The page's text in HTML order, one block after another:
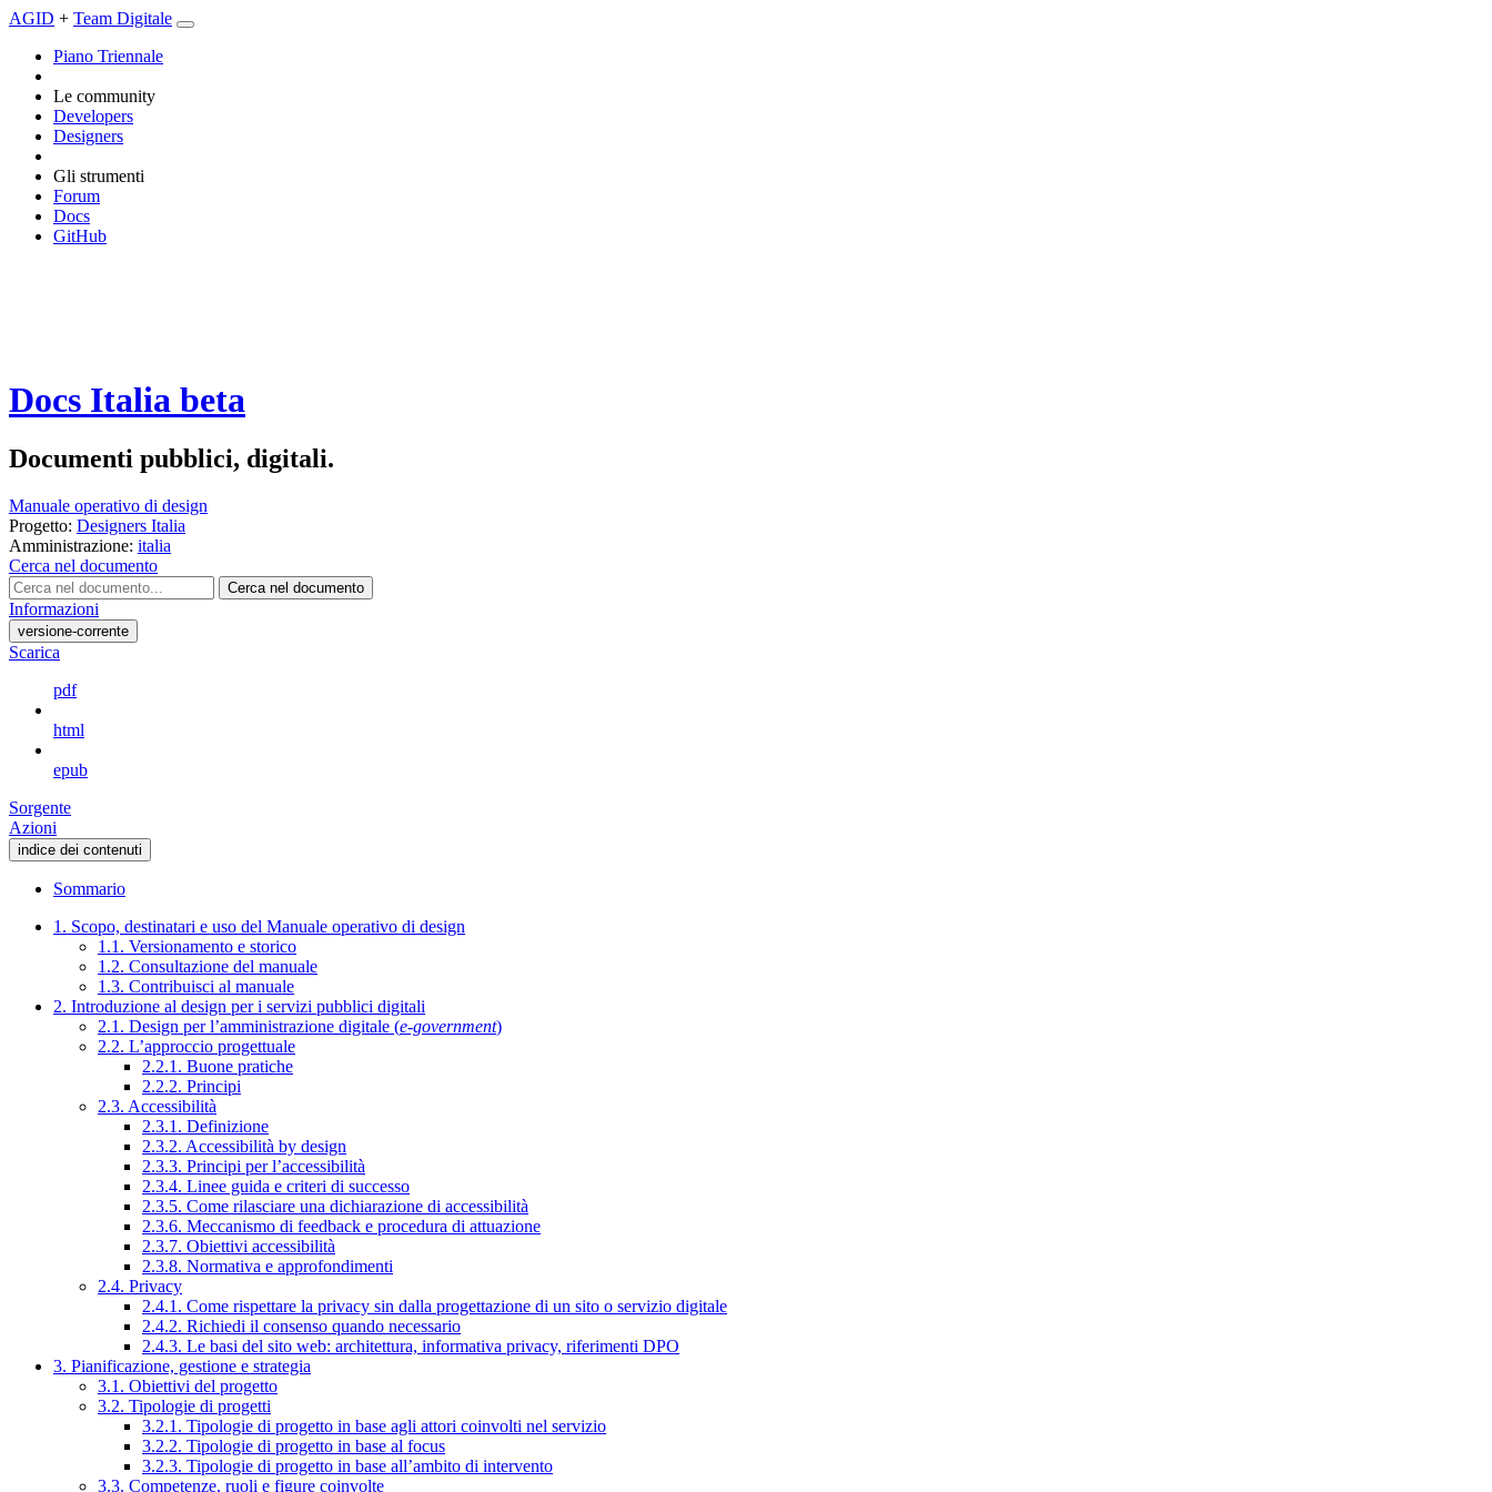
AGID + Team Digitale
Piano Triennale
Le community
Developers
Designers
Gli strumenti
Forum
Docs
GitHub
Docs Italia beta
Documenti pubblici, digitali.
Manuale operativo di design
Progetto: Designers Italia
Amministrazione: italia
Cerca nel documento
Cerca nel documento
Informazioni
versione-corrente
Scarica
pdf
html
epub
Sorgente
Azioni
indice dei contenuti
Sommario
1. Scopo, destinatari e uso del Manuale operativo di design
1.1. Versionamento e storico
1.2. Consultazione del manuale
1.3. Contribuisci al manuale
2. Introduzione al design per i servizi pubblici digitali
2.1. Design per l’amministrazione digitale (e-government)
2.2. L’approccio progettuale
2.2.1. Buone pratiche
2.2.2. Principi
2.3. Accessibilità
2.3.1. Definizione
2.3.2. Accessibilità by design
2.3.3. Principi per l’accessibilità
2.3.4. Linee guida e criteri di successo
2.3.5. Come rilasciare una dichiarazione di accessibilità
2.3.6. Meccanismo di feedback e procedura di attuazione
2.3.7. Obiettivi accessibilità
2.3.8. Normativa e approfondimenti
2.4. Privacy
2.4.1. Come rispettare la privacy sin dalla progettazione di un sito o servizio digitale
2.4.2. Richiedi il consenso quando necessario
2.4.3. Le basi del sito web: architettura, informativa privacy, riferimenti DPO
3. Pianificazione, gestione e strategia
3.1. Obiettivi del progetto
3.2. Tipologie di progetti
3.2.1. Tipologie di progetto in base agli attori coinvolti nel servizio
3.2.2. Tipologie di progetto in base al focus
3.2.3. Tipologie di progetto in base all’ambito di intervento
3.3. Competenze, ruoli e figure coinvolte